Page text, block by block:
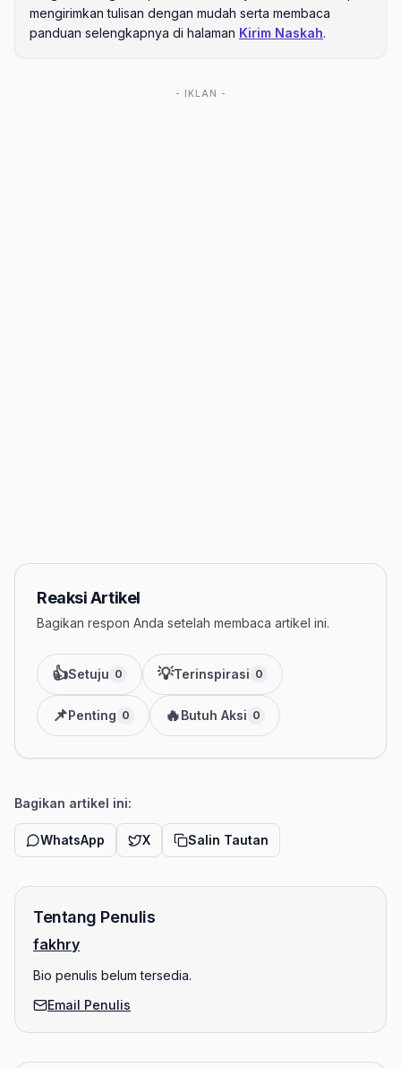
mengirimkan tulisan dengan mudah serta membaca
panduan selengkapnya di halaman Kirim Naskah.
- IKLAN -
Reaksi Artikel
Bagikan respon Anda setelah membaca artikel ini.
👍Setuju 0 💡Terinspirasi 0
📌Penting 0 🔥Butuh Aksi 0
Bagikan artikel ini:
WhatsApp X Salin Tautan
Tentang Penulis
fakhry
Bio penulis belum tersedia.
Email Penulis